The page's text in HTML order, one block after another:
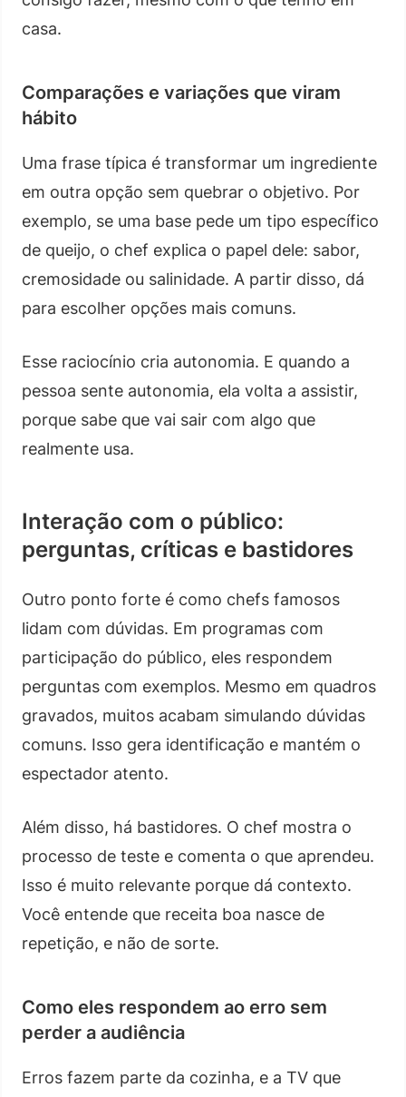
casa.
Comparações e variações que viram
hábito
Uma frase típica é transformar um ingrediente
em outra opção sem quebrar o objetivo. Por
exemplo, se uma base pede um tipo específico
de queijo, o chef explica o papel dele: sabor,
cremosidade ou salinidade. A partir disso, dá
para escolher opções mais comuns.
Esse raciocínio cria autonomia. E quando a
pessoa sente autonomia, ela volta a assistir,
porque sabe que vai sair com algo que
realmente usa.
Interação com o público:
perguntas, críticas e bastidores
Outro ponto forte é como chefs famosos
lidam com dúvidas. Em programas com
participação do público, eles respondem
perguntas com exemplos. Mesmo em quadros
gravados, muitos acabam simulando dúvidas
comuns. Isso gera identificação e mantém o
espectador atento.
Além disso, há bastidores. O chef mostra o
processo de teste e comenta o que aprendeu.
Isso é muito relevante porque dá contexto.
Você entende que receita boa nasce de
repetição, e não de sorte.
Como eles respondem ao erro sem
perder a audiência
Erros fazem parte da cozinha, e a TV que